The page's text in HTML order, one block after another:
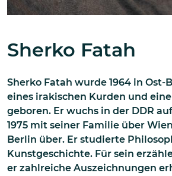
Sherko Fatah
Sherko Fatah wurde 1964 in Ost-
eines irakischen Kurden und
geboren. Er wuchs in der DDR
1975 mit seiner Familie über
Berlin über. Er studierte
Kunstgeschichte. Für sein
er zahlreiche Auszeichnungen